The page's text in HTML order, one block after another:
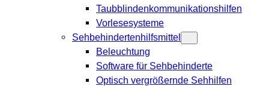
Taubblindenkommunikationshilfen
Vorlesesysteme
Sehbehindertenhilfsmittel
Beleuchtung
Software für Sehbehinderte
Optisch vergrößernde Sehhilfen